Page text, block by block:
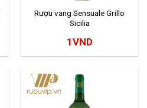
Rượu vang Sensuale Grillo
Sicilia
1VND